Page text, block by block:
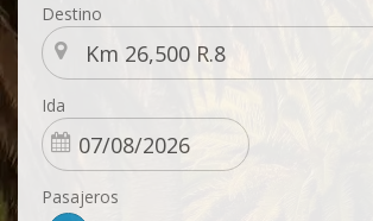
Destino
Ida
Pasajeros